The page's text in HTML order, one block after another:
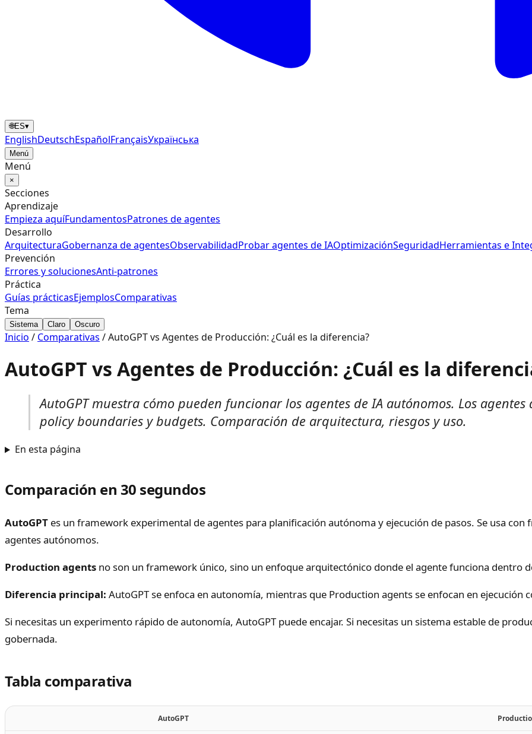
🌐ES▾
EnglishDeutschEspañolFrançaisУкраїнська
Menú
Menú
×
Secciones
Aprendizaje
Empieza aquíFundamentosPatrones de agentes
Desarrollo
ArquitecturaGobernanza de agentesObservabilidadProbar agentes de IAOptimizaciónSeguridadHerramientas e
Prevención
Errores y solucionesAnti‑patrones
Práctica
Guías prácticasEjemplosComparativas
Tema
Sistema Claro Oscuro
Inicio / Comparativas /AutoGPT vs Agentes de Producción: ¿Cuál es la diferencia?
AutoGPT vs Agentes de Producción: ¿Cuál es la
AutoGPT muestra cómo pueden funcionar los agentes de IA autónomos. Los
policy boundaries y budgets. Comparación de arquitectura, riesgos y uso.
En esta página
Comparación en 30 segundos
AutoGPT es un framework experimental de agentes para planificación autónoma y ejecución de pasos. Se usa
agentes autónomos.
Production agents no son un framework único, sino un enfoque arquitectónico donde el agente funciona dentro
Diferencia principal: AutoGPT se enfoca en autonomía, mientras que Production agents se enfocan en ejecución
Si necesitas un experimento rápido de autonomía, AutoGPT puede encajar. Si necesitas un sistema estable de
gobernada.
Tabla comparativa
AutoGPT